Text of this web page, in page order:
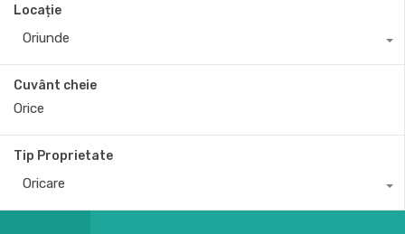
Locație
Oriunde
Cuvânt cheie
Tip Proprietate
Oricare